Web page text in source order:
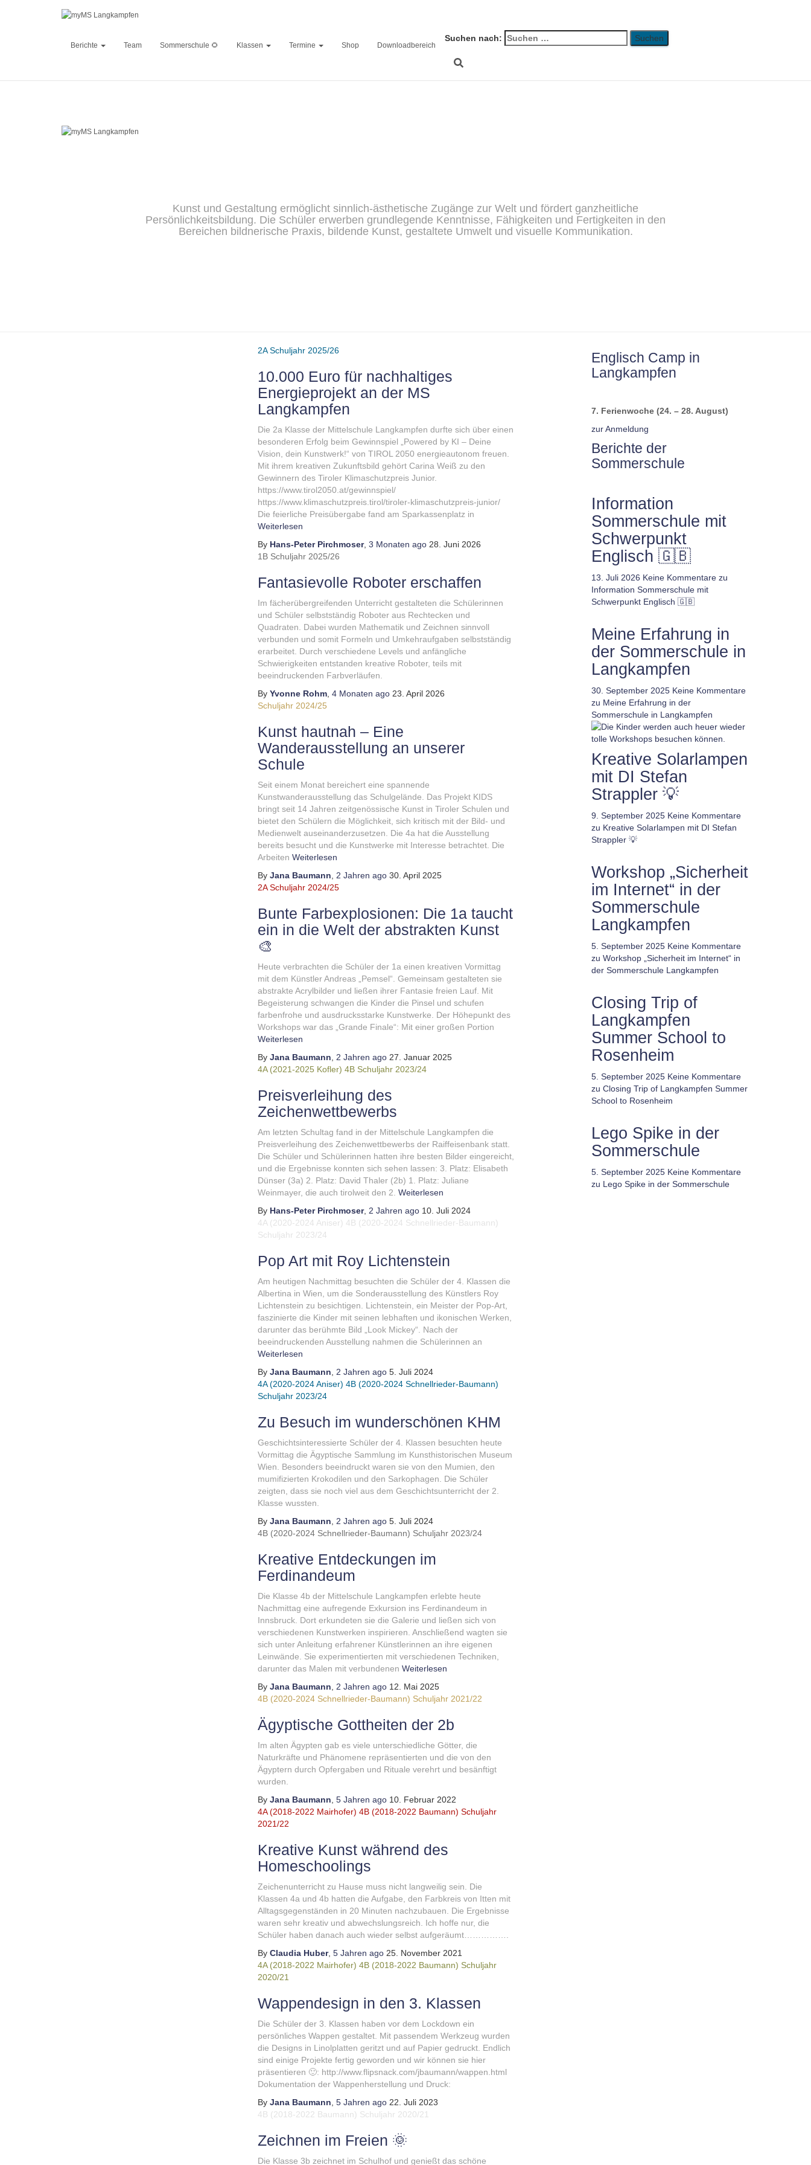
Berichte Team Sommerschule 🌻 Klassen Termine Shop Downloadbereich
Suchen nach:
Kunst und Gestaltung ermöglicht sinnlich-ästhetische Zugänge zur Welt und fördert ganzheitliche
Persönlichkeitsbildung. Die Schüler erwerben grundlegende Kenntnisse, Fähigkeiten und Fertigkeiten in den
Bereichen bildnerische Praxis, bildende Kunst, gestaltete Umwelt und visuelle Kommunikation.
2A Schuljahr 2025/26
10.000 Euro für nachhaltiges
Energieprojekt an der MS
Langkampfen
Die 2a Klasse der Mittelschule Langkampfen durfte sich über einen
besonderen Erfolg beim Gewinnspiel „Powered by KI – Deine
Vision, dein Kunstwerk!“ von TIROL 2050 energieautonom freuen.
Mit ihrem kreativen Zukunftsbild gehört Carina Weiß zu den
Gewinnern des Tiroler Klimaschutzpreis Junior.
https://www.tirol2050.at/gewinnspiel/
https://www.klimaschutzpreis.tirol/tiroler-klimaschutzpreis-junior/
Die feierliche Preisübergabe fand am Sparkassenplatz in
Weiterlesen
By Hans-Peter Pirchmoser, 3 Monaten ago 28. Juni 2026
1B Schuljahr 2025/26
Fantasievolle Roboter erschaffen
Im fächerübergreifenden Unterricht gestalteten die Schülerinnen
und Schüler selbstständig Roboter aus Rechtecken und
Quadraten. Dabei wurden Mathematik und Zeichnen sinnvoll
verbunden und somit Formeln und Umkehraufgaben selbstständig
erarbeitet. Durch verschiedene Levels und anfängliche
Schwierigkeiten entstanden kreative Roboter, teils mit
beeindruckenden Farbverläufen.
By Yvonne Rohm 4 Monaten ago 23. April 2026
Schuljahr 2024/25
Kunst hautnah – Eine
Wanderausstellung an unserer
Schule
Seit einem Monat bereichert eine spannende
Kunstwanderausstellung das Schulgelände. Das Projekt KIDS
bringt seit 14 Jahren zeitgenössische Kunst in Tiroler Schulen und
bietet den Schülern die Möglichkeit, sich kritisch mit der Bild- und
Medienwelt auseinanderzusetzen. Die 4a hat die Ausstellung
bereits besucht und die Kunstwerke mit Interesse betrachtet. Die
Arbeiten Weiterlesen
By Jana Baumann 2 Jahren ago 30. April 2025
2A Schuljahr 2024/25
Bunte Farbexplosionen: Die 1a taucht
ein in die Welt der abstrakten Kunst
🎨
Heute verbrachten die Schüler der 1a einen kreativen Vormittag
mit dem Künstler Andreas „Pemsel“. Gemeinsam gestalteten sie
abstrakte Acrylbilder und ließen ihrer Fantasie freien Lauf. Mit
Begeisterung schwangen die Kinder die Pinsel und schufen
farbenfrohe und ausdrucksstarke Kunstwerke. Der Höhepunkt des
Workshops war das „Grande Finale“: Mit einer großen Portion
Weiterlesen
By Jana Baumann 2 Jahren ago 27. Januar 2025
4A (2021-2025 Kofler) 4B Schuljahr 2023/24
Preisverleihung des
Zeichenwettbewerbs
Am letzten Schultag fand in der Mittelschule Langkampfen die
Preisverleihung des Zeichenwettbewerbs der Raiffeisenbank statt.
Die Schüler und Schülerinnen hatten ihre besten Bilder eingereicht,
und die Ergebnisse konnten sich sehen lassen: 3. Platz: Elisabeth
Dünser (3a) 2. Platz: David Thaler (2b) 1. Platz: Juliane
Weinmayer, die auch tirolweit den 2. Weiterlesen
By Hans-Peter Pirchmoser, 2 Jahren ago 10. Juli 2024
4A (2020-2024 Aniser) 4B (2020-2024 Schnellrieder-Baumann)
Schuljahr 2023/24
Pop Art mit Roy Lichtenstein
Am heutigen Nachmittag besuchten die Schüler der 4. Klassen die
Albertina in Wien, um die Sonderausstellung des Künstlers Roy
Lichtenstein zu besichtigen. Lichtenstein, ein Meister der Pop-Art,
faszinierte die Kinder mit seinen lebhaften und ikonischen Werken,
darunter das berühmte Bild „Look Mickey“. Nach der
beeindruckenden Ausstellung nahmen die Schülerinnen an
Weiterlesen
By Jana Baumann 2 Jahren ago 5. Juli 2024
4A (2020-2024 Aniser) 4B (2020-2024 Schnellrieder-Baumann)
Schuljahr 2023/24
Zu Besuch im wunderschönen KHM
Geschichtsinteressierte Schüler der 4. Klassen besuchten heute
Vormittag die Ägyptische Sammlung im Kunsthistorischen Museum
Wien. Besonders beeindruckt waren sie von den Mumien, den
mumifizierten Krokodilen und den Sarkophagen. Die Schüler
zeigten, dass sie noch viel aus dem Geschichtsunterricht der 2.
Klasse wussten.
By Jana Baumann 2 Jahren ago 5. Juli 2024
4B (2020-2024 Schnellrieder-Baumann) Schuljahr 2023/24
Kreative Entdeckungen im
Ferdinandeum
Die Klasse 4b der Mittelschule Langkampfen erlebte heute
Nachmittag eine aufregende Exkursion ins Ferdinandeum in
Innsbruck. Dort erkundeten sie die Galerie und ließen sich von
verschiedenen Kunstwerken inspirieren. Anschließend wagten sie
sich unter Anleitung erfahrener Künstlerinnen an ihre eigenen
Leinwände. Sie experimentierten mit verschiedenen Techniken,
darunter das Malen mit verbundenen Weiterlesen
By Jana Baumann 2 Jahren ago 12. Mai 2025
4B (2020-2024 Schnellrieder-Baumann) Schuljahr 2021/22
Ägyptische Gottheiten der 2b
Im alten Ägypten gab es viele unterschiedliche Götter, die
Naturkräfte und Phänomene repräsentierten und die von den
Ägyptern durch Opfergaben und Rituale verehrt und besänftigt
wurden.
By Jana Baumann 5 Jahren ago 10. Februar 2022
4A (2018-2022 Mairhofer) 4B (2018-2022 Baumann) Schuljahr
2021/22
Kreative Kunst während des
Homeschoolings
Zeichenunterricht zu Hause muss nicht langweilig sein. Die
Klassen 4a und 4b hatten die Aufgabe, den Farbkreis von Itten mit
Alltagsgegenständen in 20 Minuten nachzubauen. Die Ergebnisse
waren sehr kreativ und abwechslungsreich. Ich hoffe nur, die
Schüler haben danach auch wieder selbst aufgeräumt…………….
By Claudia Huber, 5 Jahren ago 25. November 2021
4A (2018-2022 Mairhofer) 4B (2018-2022 Baumann) Schuljahr
2020/21
Wappendesign in den 3. Klassen
Die Schüler der 3. Klassen haben vor dem Lockdown ein
persönliches Wappen gestaltet. Mit passendem Werkzeug wurden
die Designs in Linolplatten geritzt und auf Papier gedruckt. Endlich
sind einige Projekte fertig geworden und wir können sie hier
präsentieren 🙂: http://www.flipsnack.com/jbaumann/wappen.html
Dokumentation der Wappenherstellung und Druck:
By Jana Baumann 5 Jahren ago 22. Juli 2023
4B (2018-2022 Baumann) Schuljahr 2020/21
Zeichnen im Freien 🌞
Die Klasse 3b zeichnet im Schulhof und genießt das schöne
Englisch Camp in
Langkampfen
7. Ferienwoche (24. – 28. August)
zur Anmeldung
Berichte der
Sommerschule
Information
Sommerschule mit
Schwerpunkt
Englisch 🇬🇧
13. Juli 2026 Keine Kommentarezu
Information Sommerschule mit
Schwerpunkt Englisch 🇬🇧
Meine Erfahrung in
der Sommerschule in
Langkampfen
30. September 2025 Keine Kommentare
zu Meine Erfahrung in der
Sommerschule in Langkampfen
Kreative Solarlampen
mit DI Stefan
Strappler 💡
9. September 2025 Keine Kommentare
zu Kreative Solarlampen mit DI Stefan
Strappler 💡
Workshop „Sicherheit
im Internet“ in der
Sommerschule
Langkampfen
5. September 2025 Keine Kommentare
zu Workshop „Sicherheit im Internet“ in
der Sommerschule Langkampfen
Closing Trip of
Langkampfen
Summer School to
Rosenheim
5. September 2025 Keine Kommentare
zu Closing Trip of Langkampfen Summer
School to Rosenheim
Lego Spike in der
Sommerschule
5. September 2025 Keine Kommentare
zu Lego Spike in der Sommerschule